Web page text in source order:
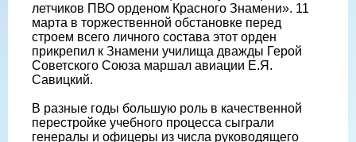
летчиков ПВО орденом Красного Знамени». 11
марта в торжественной обстановке перед
строем всего личного состава этот орден
прикрепил к Знамени училища дважды Герой
Советского Союза маршал авиации Е.Я.
Савицкий.
В разные годы большую роль в качественной
перестройке учебного процесса сыграли
генералы и офицеры из числа руководящего